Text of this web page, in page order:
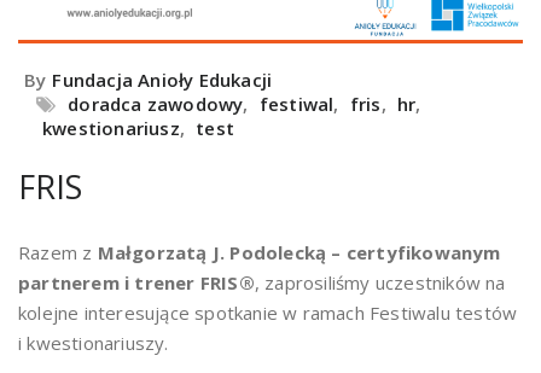
By Fundacja Anioły Edukacji
doradca zawodowy, festiwal, fris, hr,
kwestionariusz, test
FRIS
Razem z Małgorzatą J. Podolecką – certyfikowanym
partnerem i trener FRIS®, zaprosiliśmy uczestników na
kolejne interesujące spotkanie w ramach Festiwalu testów
i kwestionariuszy.